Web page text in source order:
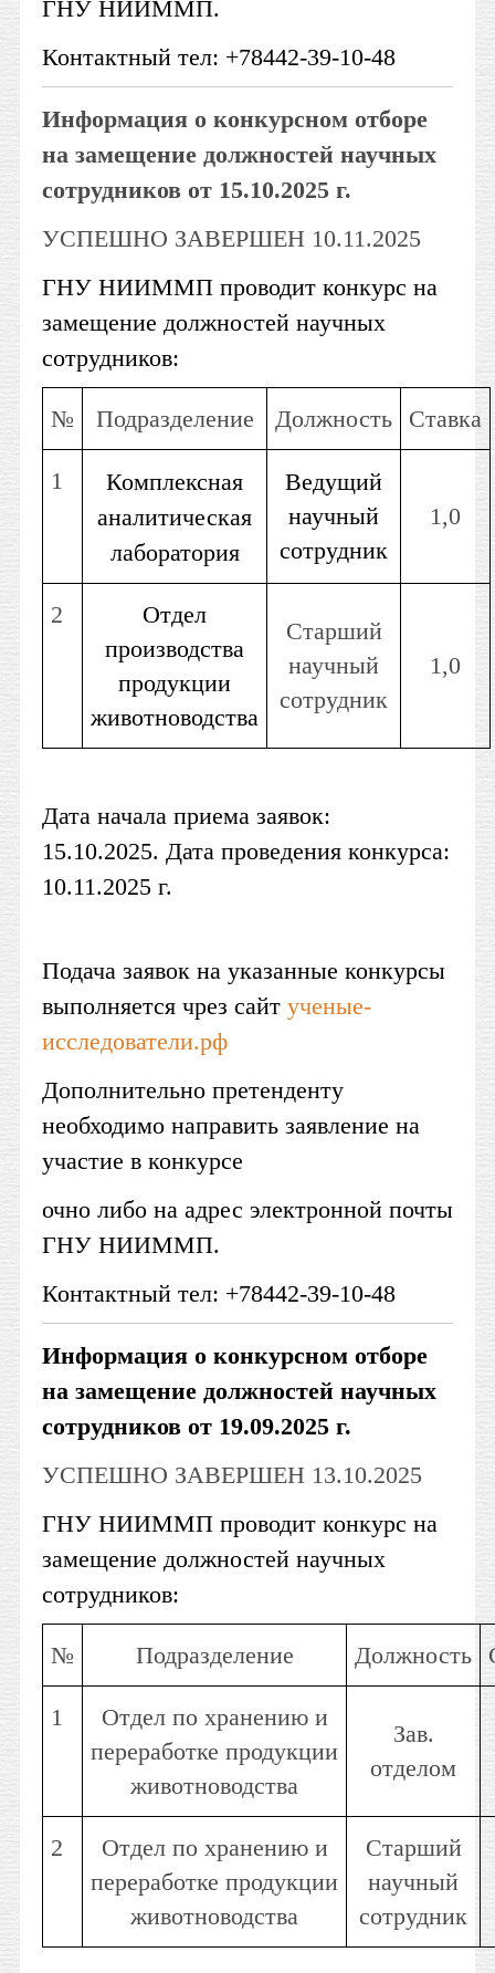
ГНУ НИИММП.
Контактный тел: +78442-39-10-48
Информация о конкурсном отборе
на замещение должностей научных
сотрудников от 15.10.2025 г.
УСПЕШНО ЗАВЕРШЕН 10.11.2025
ГНУ НИИММП проводит конкурс на
замещение должностей научных
сотрудников:
№ Подразделение Должность Ставка
1
Комплексная
аналитическая
лаборатория
Ведущий
научный
сотрудник
1,0
2
Отдел
производства
продукции
животноводства
Старший
научный
сотрудник
1,0
Дата начала приема заявок:
15.10.2025. Дата проведения конкурса:
10.11.2025 г.
Подача заявок на указанные конкурсы
выполняется чрез сайт ученые-
исследователи.рф
Дополнительно претенденту
необходимо направить заявление на
участие в конкурсе
очно либо на адрес электронной почты
ГНУ НИИММП.
Контактный тел: +78442-39-10-48
Информация о конкурсном отборе
на замещение должностей научных
сотрудников от 19.09.2025 г.
УСПЕШНО ЗАВЕРШЕН 13.10.2025
ГНУ НИИММП проводит конкурс на
замещение должностей научных
сотрудников:
№ Подразделение Должность
1
Отдел по хранению и
переработке продукции
животноводства
Зав.
отделом
2
Отдел по хранению и
переработке продукции
животноводства
Старший
научный
сотрудник